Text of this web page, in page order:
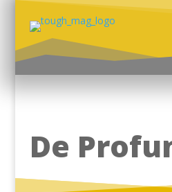
De